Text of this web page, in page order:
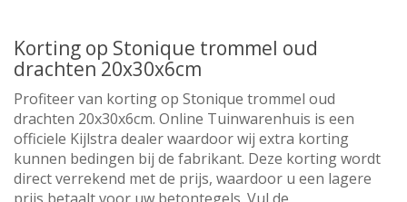
Korting op Stonique trommel oud
drachten 20x30x6cm
Profiteer van korting op Stonique trommel oud
drachten 20x30x6cm. Online Tuinwarenhuis is een
officiele Kijlstra dealer waardoor wij extra korting
kunnen bedingen bij de fabrikant. Deze korting wordt
direct verrekend met de prijs, waardoor u een lagere